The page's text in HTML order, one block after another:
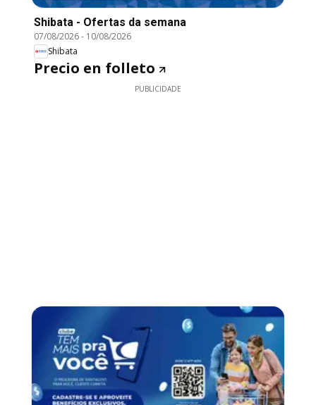
Shibata - Ofertas da semana
07/08/2026- 10/08/2026
Shibata
Precio en folleto
PUBLICIDADE